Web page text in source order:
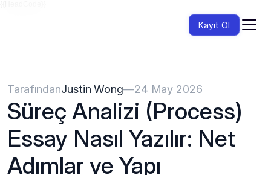
Kayıt Ol
TarafındanJustin Wong—24 May 2026
Süreç Analizi (Process)
Essay Nasıl Yazılır: Net
Adımlar ve Yapı